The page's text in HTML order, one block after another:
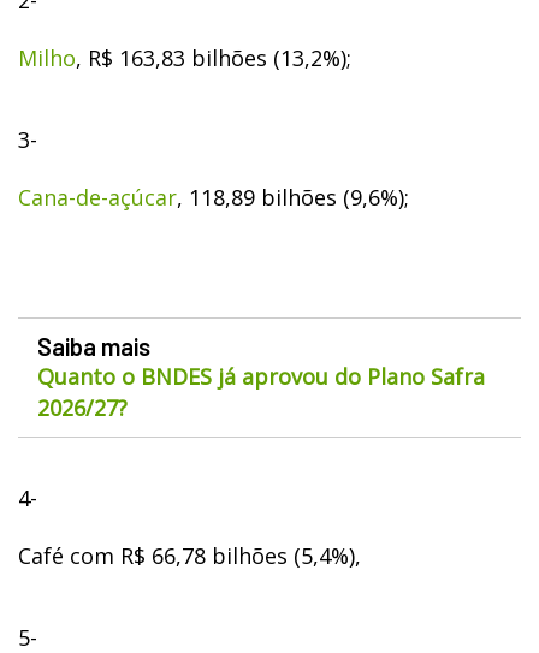
Milho, R$ 163,83 bilhões (13,2%);
3-
Cana-de-açúcar, 118,89 bilhões (9,6%);
Saiba mais
Quanto o BNDES já aprovou do Plano Safra
2026/27?
4-
Café com R$ 66,78 bilhões (5,4%),
5-